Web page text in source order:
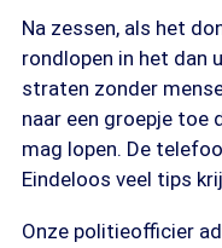
Na zessen, als het
rondlopen in het dan
straten zonder
naar een groepje toe
mag lopen. De
Eindeloos veel tips
Onze politieofficier